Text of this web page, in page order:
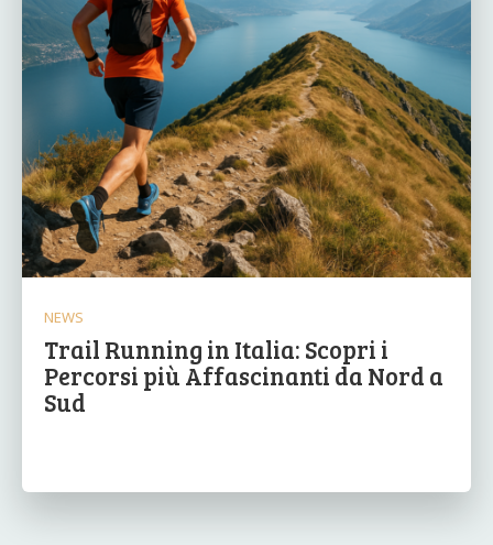
NEWS
Trail Running in Italia: Scopri i
Percorsi più Affascinanti da Nord a
Sud